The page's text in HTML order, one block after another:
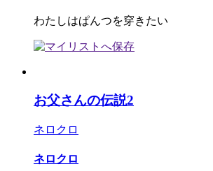
わたしはぱんつを穿きたい
お父さんの伝説2
ネロクロ
ネロクロ